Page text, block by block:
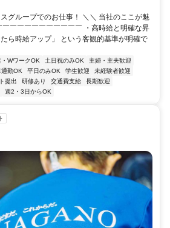
グループでのお仕事！ ＼＼ 当社のここが魅
￣￣￣￣￣￣￣￣￣￣￣ ・高時給と明確な昇
ら時給アップ」 という客観的基準が明確で
・WワークOK 土日祝のみOK
主婦・主夫歓迎
通勤OK 平日のみOK 学生歓迎
未経験者歓迎
提出 研修あり 交通費支給
長期歓迎
週2・3日からOK